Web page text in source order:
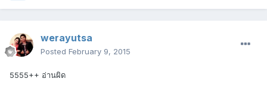
werayutsa
Posted February 9, 2015
5555++ อ่านผิด